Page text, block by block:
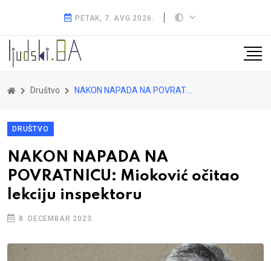
PETAK, 7. AVG 2026.
Društvo NAKON NAPADA NA POVRATNICU: Mioković očitao lekciju inspektoru
DRUŠTVO
NAKON NAPADA NA
POVRATNICU: Mioković očitao
lekciju inspektoru
8. DECEMBAR 2023.